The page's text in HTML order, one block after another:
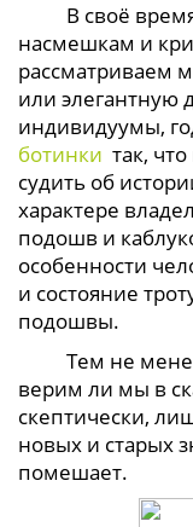
В своё время
насмешкам и
рассматриваем
или элегантную
индивидуумы,
ботинки так,
судить об
характере
подошв и
особенности
и состояние
подошвы.
Тем не менее,
верим ли мы в
скептически,
новых и старых
помешает.